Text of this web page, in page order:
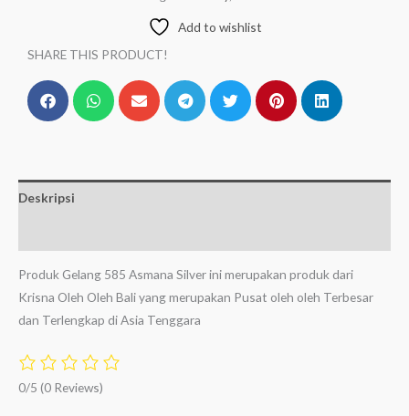
Add to wishlist
SHARE THIS PRODUCT!
Deskripsi
Produk Gelang 585 Asmana Silver ini merupakan produk dari
Krisna Oleh Oleh Bali yang merupakan Pusat oleh oleh Terbesar
dan Terlengkap di Asia Tenggara
0/5 (0 Reviews)